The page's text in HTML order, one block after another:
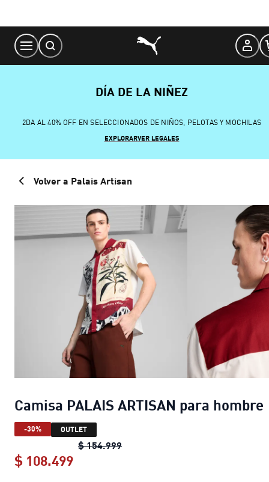
Content
DÍA DE LA NIÑEZ
2DA AL 40% OFF EN SELECCIONADOS DE NIÑOS, PELOTAS Y MOCHILAS
EXPLORARVER LEGALES
Volver a Palais Artisan
Camisa PALAIS ARTISAN para hombre
-30% OUTLET
$ 154.999Camisa PALAIS ARTISAN para
$ 108.499